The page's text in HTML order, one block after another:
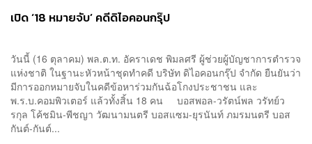
เปิด ‘18 หมายจับ’ คดีดิไอคอนกรุ๊ป
วันนี้ (16 ตุลาคม) พล.ต.ท. อัคราเดช พิมลศรี ผู้ช่วยผู้บัญชาการตำรวจ
แห่งชาติ ในฐานะหัวหน้าชุดทำคดี บริษัท ดิไอคอนกรุ๊ป จำกัด ยืนยันว่า
มีการออกหมายจับในคดีข้อหาร่วมกันฉ้อโกงประชาชน และ
พ.ร.บ.คอมพิวเตอร์ แล้วทั้งสิ้น 18 คน บอสพอล-วรัตน์พล วรัทย์ว
รกุล โค้ชมิน-พีชญา วัฒนามนตรี บอสแซม-ยุรนันท์ ภมรมนตรี บอส
กันต์-กันต์...